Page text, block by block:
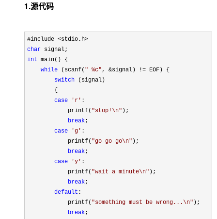
1.源代码
char
int main() {
while (scanf( " %c", &signal) != EOF) {
switch (signal)
        {
case
' r ' :
            printf(
"stop!\n" );
break;
case
'g ' :
            printf(
"go go go\n" );
break;
case
'y ' :
            printf(
"wait a minute\n" );
break;
default :
            printf(
"something must be wrong...\n" );
break;